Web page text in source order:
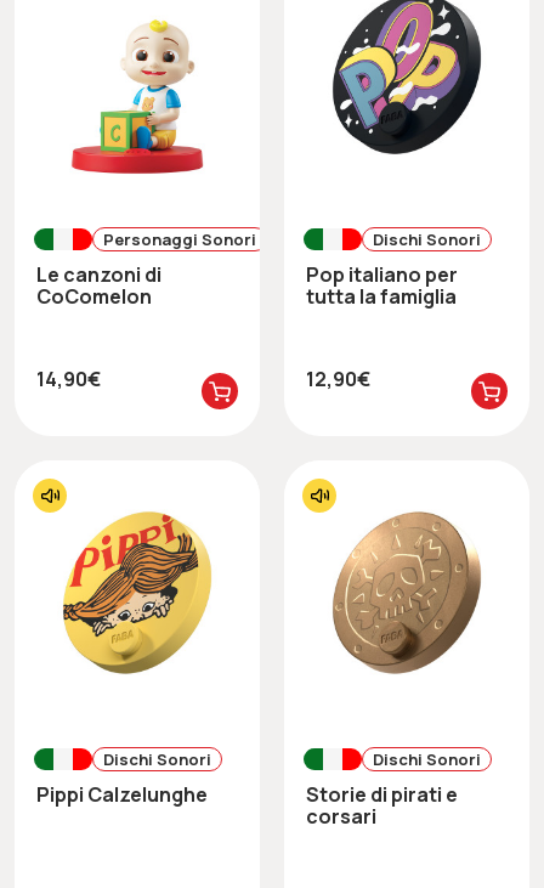
Personaggi Sonori
Le canzoni di
CoComelon
14,90€
Dischi Sonori
Pop italiano per
tutta la famiglia
12,90€
Dischi Sonori
Pippi Calzelunghe
Dischi Sonori
Storie di pirati e
corsari